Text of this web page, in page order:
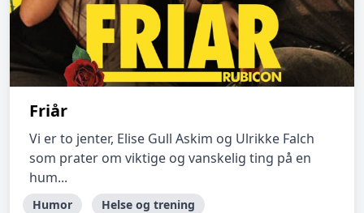
Friår
Vi er to jenter, Elise Gull Askim og Ulrikke Falch
som prater om viktige og vanskelig ting på en
hum...
Humor Helse og trening